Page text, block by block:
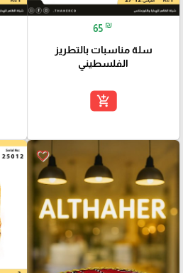
65 ₪
سلة مناسبات بالتطريز
الفلسطيني
add_shopping_cart
favorite_border